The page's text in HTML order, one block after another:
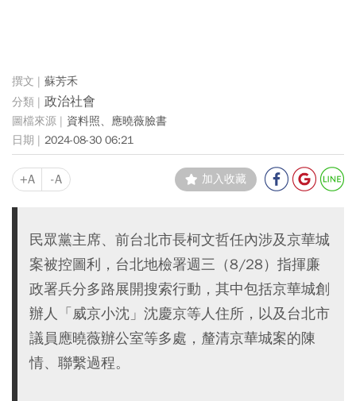
蘇芳禾
政治社會
資料照、應曉薇臉書
2024-08-30 06:21
+A -A 加入收藏
民眾黨主席、前台北市長柯文哲任內涉及京華城
案被控圖利，台北地檢署週三（8/28）指揮廉
政署兵分多路展開搜索行動，其中包括京華城創
辦人「威京小沈」沈慶京等人住所，以及台北市
議員應曉薇辦公室等多處，釐清京華城案的陳
情、聯繫過程。